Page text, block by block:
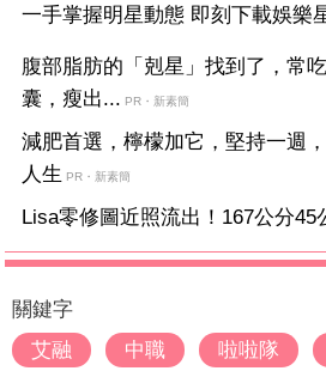
一手掌握明星動態 即刻下載娛樂
腹部脂肪的「剋星」找到了，常
囊，瘦出... PR・新素簡
減肥首選，檸檬加它，堅持一週
人生 PR・新素簡
Lisa零修圖近照流出！167公分
關鍵字
艾融
中職 啦啦隊